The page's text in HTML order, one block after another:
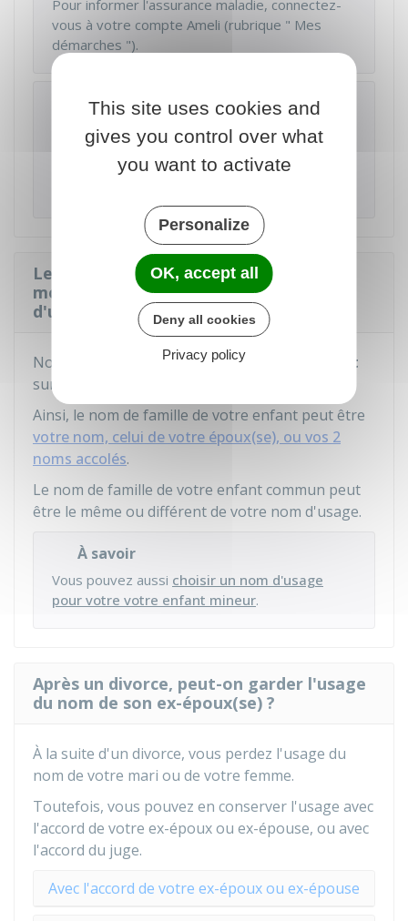
Pour informer l'assurance maladie, connectez-
vous à votre compte Ameli (rubrique " Mes
démarches ").
À savoir
Si vous ne souhaitez plus que le nom d'usage
soit utilisé, il suffit
INTERLOCUTEURS. Vous n'avez pas besoin de
Le nom de famille d'un enfant est-il
modifié si ses parents ont un nom
d'usage ?
Non, le choix d'un nom d'usage n'a
aucun effet
sur le
Ainsi, le nom de famille de votre enfant peut être
votre nom, celui de votre époux(se), ou vos 2
noms accolés.
Le nom de famille de votre enfant commun peut
être le même ou différent de votre nom d'usage.
À savoir
Vous pouvez aussi choisir un nom d'usage
pour votre votre enfant mineur.
Après un divorce, peut-on garder l'usage
du nom de son ex-époux(se) ?
À la suite d'un divorce, vous perdez l'usage du
nom de votre mari ou de votre femme.
Toutefois, vous pouvez en conserver l'usage avec
l'accord de votre ex-époux ou ex-épouse, ou avec
l'accord du juge.
Avec l'accord de votre ex-époux ou ex-épouse
This site uses cookies and
gives you control over what
you want to activate
Personalize
OK, accept all
Deny all cookies
Privacy policy